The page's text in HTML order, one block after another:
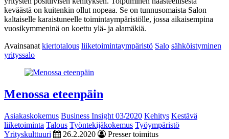
keväästä on kuitenkin ollut nopeaa. Se on tunnusomaista Salon
kaltaiselle karaistuneelle toimintaympäristölle, jossa aikaisempina
vuosikymmeninä on koettu ylä- ja alamäkiä.
Avainsanat kiertotalous liiketoimintaympäristö Salo sähköistyminen
yrityssalo
Menossa eteenpäin
Asiakaskokemus Business Insight 03/2020 Kehitys Kestävä
liiketoiminta Talous Työntekijäkokemus Työympäristö
Yrityskulttuuri
26.2.2020
Presser toimitus